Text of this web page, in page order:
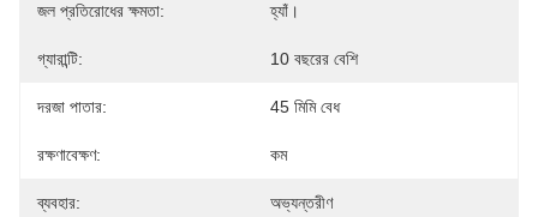
জল প্রতিরোধের ক্ষমতা: হ্যাঁ।
গ্যারান্টি: 10 বছরের বেশি
দরজা পাতার: 45 মিমি বেধ
রক্ষণাবেক্ষণ: কম
ব্যবহার: অভ্যন্তরীণ